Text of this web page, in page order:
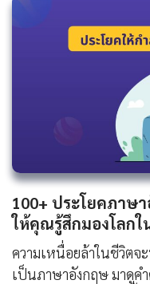
100+ ประโยคภาษ
ให้คุณรู้สึกมองโลก
ความเหนื่อยล้าในชีวิตจ
เป็นภาษาอังกฤษ มาดูค